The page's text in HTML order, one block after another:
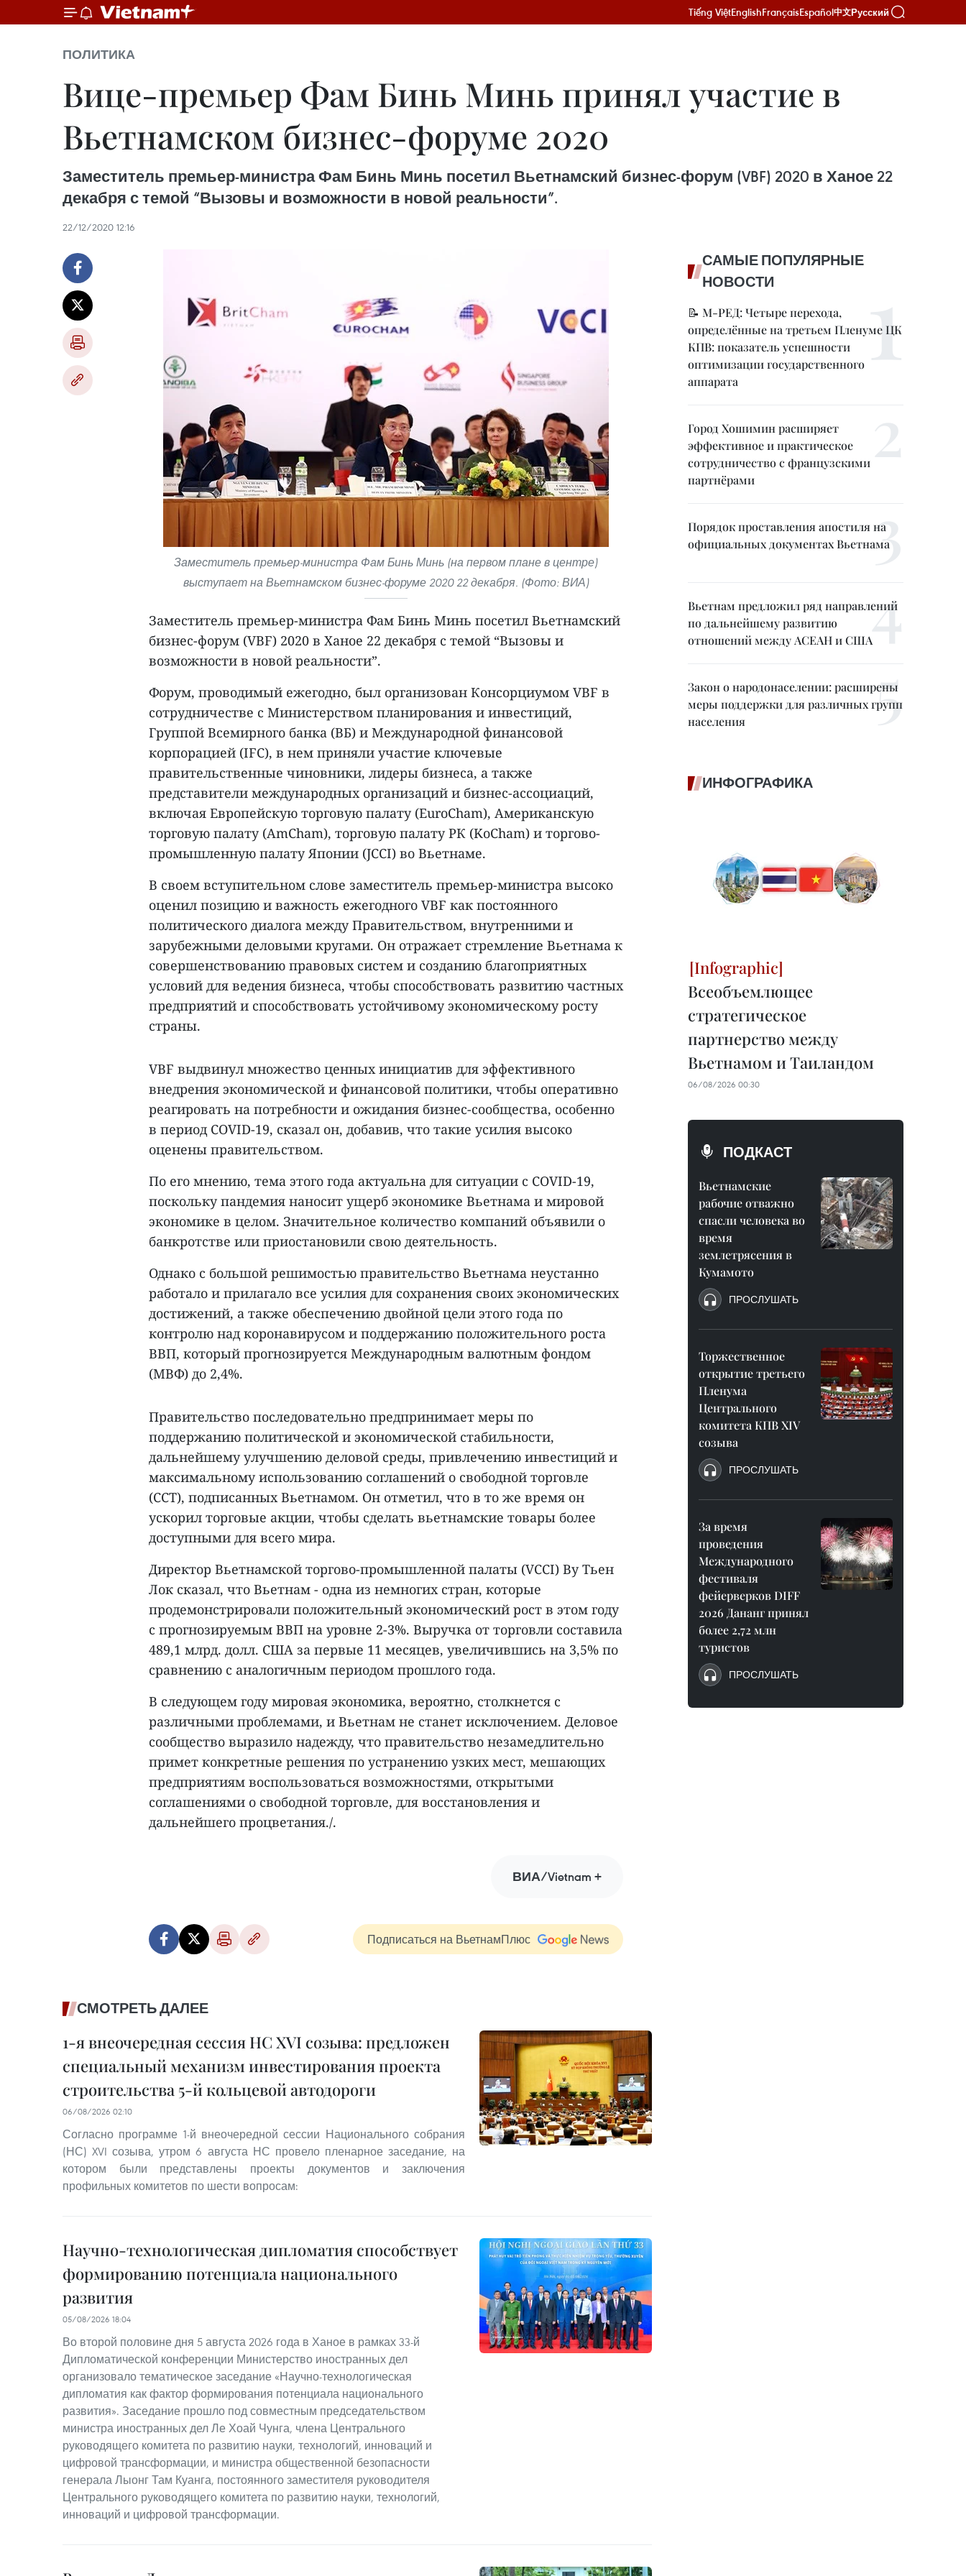
Tiếng ViệtEnglishFrançaisEspañol中文Русский
ПОЛИТИКА
Вице-премьер Фам Бинь Минь принял участие в
Вьетнамском бизнес-форуме 2020
Заместитель премьер-министра Фам Бинь Минь посетил Вьетнамский бизнес-форум (VBF) 2020 в Ханое 22
декабря с темой “Вызовы и возможности в новой реальности”.
22/12/2020 12:16
Заместитель премьер-министра Фам Бинь Минь (на первом плане в центре)
выступает на Вьетнамском бизнес-форуме 2020 22 декабря. (Фото: ВИА)
Заместитель премьер-министра Фам Бинь Минь посетил Вьетнамский
бизнес-форум (VBF) 2020 в Ханое 22 декабря с темой “Вызовы и
возможности в новой реальности”.
Форум, проводимый ежегодно, был организован Консорциумом VBF в
сотрудничестве с Министерством планирования и инвестиций,
Группой Всемирного банка (ВБ) и Международной финансовой
корпорацией (IFC), в нем приняли участие ключевые
правительственные чиновники, лидеры бизнеса, а также
представители международных организаций и бизнес-ассоциаций,
включая Европейскую торговую палату (EuroCham), Американскую
торговую палату (AmCham), торговую палату РК (KoCham) и торгово-
промышленную палату Японии (JCCI) во Вьетнаме.
В своем вступительном слове заместитель премьер-министра высоко
оценил позицию и важность ежегодного VBF как постоянного
политического диалога между Правительством, внутренними и
зарубежными деловыми кругами. Он отражает стремление Вьетнама к
совершенствованию правовых систем и созданию благоприятных
условий для ведения бизнеса, чтобы способствовать развитию частных
предприятий и способствовать устойчивому экономическому росту
страны.
VBF выдвинул множество ценных инициатив для эффективного
внедрения экономической и финансовой политики, чтобы оперативно
реагировать на потребности и ожидания бизнес-сообщества, особенно
в период COVID-19, сказал он, добавив, что такие усилия высоко
оценены правительством.
По его мнению, тема этого года актуальна для ситуации с COVID-19,
поскольку пандемия наносит ущерб экономике Вьетнама и мировой
экономике в целом. Значительное количество компаний объявили о
банкротстве или приостановили свою деятельность.
Однако с большой решимостью правительство Вьетнама неустанно
работало и прилагало все усилия для сохранения своих экономических
достижений, а также обеспечению двойной цели этого года по
контролю над коронавирусом и поддержанию положительного роста
ВВП, который прогнозируется Международным валютным фондом
(МВФ) до 2,4%.
Правительство последовательно предпринимает меры по
поддержанию политической и экономической стабильности,
дальнейшему улучшению деловой среды, привлечению инвестиций и
максимальному использованию соглашений о свободной торговле
(ССТ), подписанных Вьетнамом. Он отметил, что в то же время он
ускорил торговые акции, чтобы сделать вьетнамские товары более
доступными для всего мира.
Директор Вьетнамской торгово-промышленной палаты (VCCI) Ву Тьен
Лок сказал, что Вьетнам - одна из немногих стран, которые
продемонстрировали положительный экономический рост в этом году
с прогнозируемым ВВП на уровне 2-3%. Выручка от торговли составила
489,1 млрд. долл. США за первые 11 месяцев, увеличившись на 3,5% по
сравнению с аналогичным периодом прошлого года.
В следующем году мировая экономика, вероятно, столкнется с
различными проблемами, и Вьетнам не станет исключением. Деловое
сообщество выразило надежду, что правительство незамедлительно
примет конкретные решения по устранению узких мест, мешающих
предприятиям воспользоваться возможностями, открытыми
соглашениями о свободной торговле, для восстановления и
дальнейшего процветания./.
ВИА/Vietnam +
Подписаться на ВьетнамПлюс
СМОТРЕТЬ ДАЛЕЕ
1-я внеочередная сессия НС XVI созыва: предложен
специальный механизм инвестирования проекта
строительства 5-й кольцевой автодороги
06/08/2026 02:10
Согласно программе 1-й внеочередной сессии Национального собрания
(НС) XVI созыва, утром 6 августа НС провело пленарное заседание, на
котором были представлены проекты документов и заключения
профильных комитетов по шести вопросам:
Научно-технологическая дипломатия способствует
формированию потенциала национального
развития
05/08/2026 18:04
Во второй половине дня 5 августа 2026 года в Ханое в рамках 33-й
Дипломатической конференции Министерство иностранных дел
организовало тематическое заседание «Научно-технологическая
дипломатия как фактор формирования потенциала национального
развития». Заседание прошло под совместным председательством
министра иностранных дел Ле Хоай Чунга, члена Центрального
руководящего комитета по развитию науки, технологий, инноваций и
цифровой трансформации, и министра общественной безопасности
генерала Лыонг Там Куанга, постоянного заместителя руководителя
Центрального руководящего комитета по развитию науки, технологий,
инноваций и цифровой трансформации.
САМЫЕ ПОПУЛЯРНЫЕ
НОВОСТИ
📝 М-РЕД: Четыре перехода,
определённые на третьем Пленуме ЦК
КПВ: показатель успешности
оптимизации государственного
аппарата
Город Хошимин расширяет
эффективное и практическое
сотрудничество с французскими
партнёрами
Порядок проставления апостиля на
официальных документах Вьетнама
Вьетнам предложил ряд направлений
по дальнейшему развитию
отношений между АСЕАН и США
Закон о народонаселении: расширены
меры поддержки для различных групп
населения
ИНФОГРАФИКА
Всеобъемлющее
стратегическое
партнерство между
Вьетнамом и Таиландом
06/08/2026 00:30
ПОДКАСТ
Вьетнамские
рабочие отважно
спасли человека во
время
землетрясения в
Кумамото
ПРОСЛУШАТЬ
Торжественное
открытие третьего
Пленума
Центрального
комитета КПВ XIV
созыва
ПРОСЛУШАТЬ
За время
проведения
Международного
фестиваля
фейерверков DIFF
2026 Дананг принял
более 2,72 млн
туристов
ПРОСЛУШАТЬ